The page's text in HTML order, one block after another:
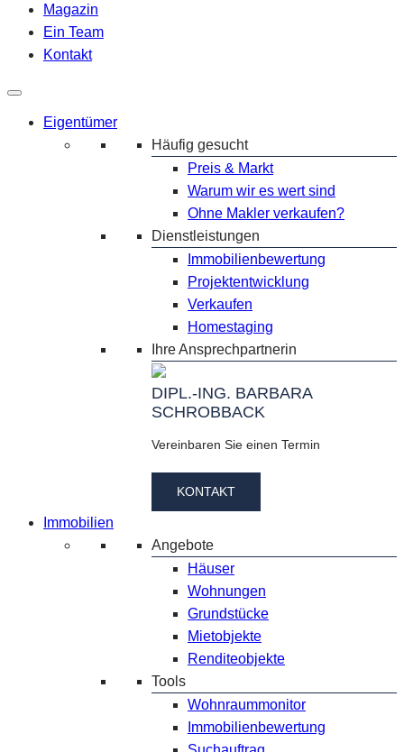
Magazin
Ein Team
Kontakt
Eigentümer
Häufig gesucht
Preis & Markt
Warum wir es wert sind
Ohne Makler verkaufen?
Dienstleistungen
Immobilienbewertung
Projektentwicklung
Verkaufen
Homestaging
Ihre Ansprechpartnerin
DIPL.-ING. BARBARA
SCHROBBACK
Vereinbaren Sie einen Termin
KONTAKT
Immobilien
Angebote
Häuser
Wohnungen
Grundstücke
Mietobjekte
Renditeobjekte
Tools
Wohnraummonitor
Immobilienbewertung